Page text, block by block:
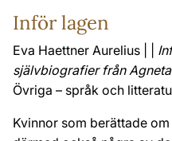
Inför lagen
Eva Haettner Aurelius | |
självbiografier från
Övriga – språk och
Kvinnor som berättade